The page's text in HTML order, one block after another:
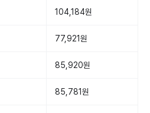
104,184원
77,921원
85,920원
85,781원